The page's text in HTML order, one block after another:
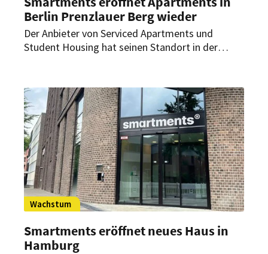
Berlin Prenzlauer Berg wieder
Der Anbieter von Serviced Apartments und
Student Housing hat seinen Standort in der
stehen zusätzliche Kategorien sowie ein
überarbeitetes Aufenthalts- und
Betreuungskonzept.
Wachstum
Smartments eröffnet neues Haus in
Hamburg